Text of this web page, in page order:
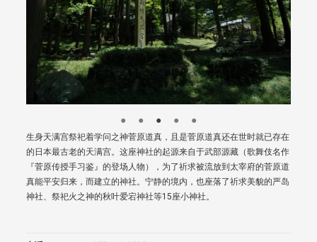
生身天满宫祭祀着学问之神菅原道真，且是菅原道真还在世时就已存在
的日本最古老的天满宫。这座神社的起源来自于武部源藏（歌舞伎名作
『菅原传授手习鉴』的登场人物），为了祈求被流放到太宰府的菅原道
真能平安归来，而建立的神社。宁静的境内，也座落了祈求美貌的严岛
神社、祭祀火之神的秋叶爱宕神社等15座小神社。